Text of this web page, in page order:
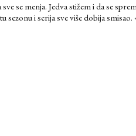
se menja. Jedva stižem i da se
sezonu i serija sve više dobija smisao.